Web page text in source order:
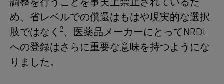
め、省レベルでの償還はもはや現実的な選択
肢ではなく 2、医薬品メーカーにとってNRDL
への登録はさらに重要な意味を持つようにな
りました。